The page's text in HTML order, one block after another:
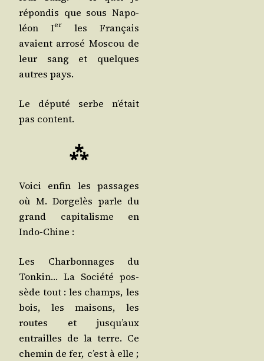
répon­dis que sous Napo­
léon Ier
les Fran­çais
avaient arro­sé Mos­cou de
leur sang et quelques
autres pays.
Le dépu­té serbe n’é­tait
pas content.
⁂
Voi­ci enfin les pas­sages
où M. Dor­ge­lès parle du
grand capi­ta­lisme en
Indo-Chine :
Les Char­bon­nages du
Ton­kin… La Socié­té pos­
sède tout : les champs, les
bois, les mai­sons, les
routes et jus­qu’aux
entrailles de la terre. Ce
che­min de fer, c’est à elle ;